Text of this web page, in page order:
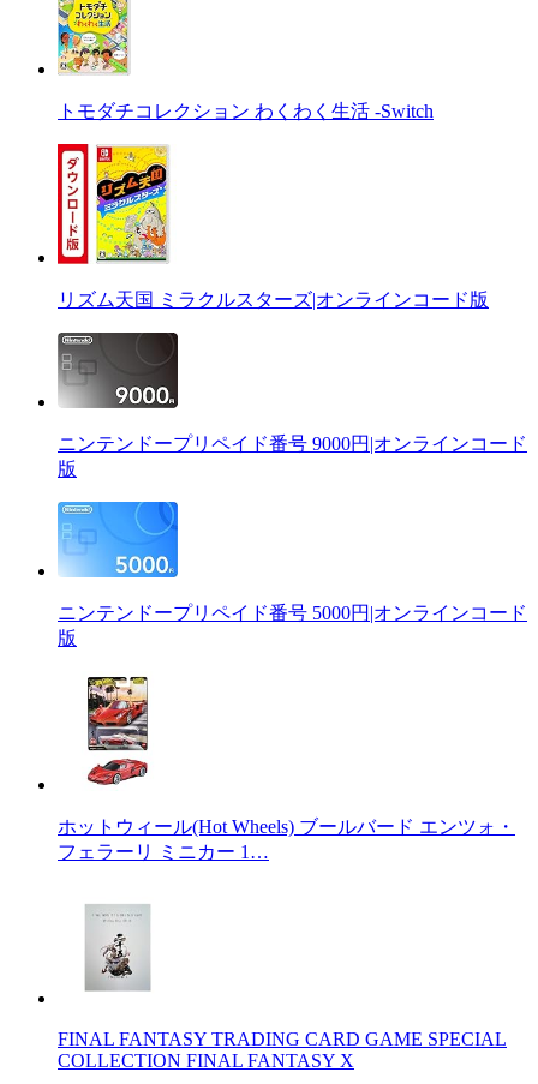
トモダチコレクション わくわく生活 -Switch
リズム天国 ミラクルスターズ|オンラインコード版
ニンテンドープリペイド番号 9000円|オンラインコード
版
ニンテンドープリペイド番号 5000円|オンラインコード
版
ホットウィール(Hot Wheels) ブールバード エンツォ・
フェラーリ ミニカー 1…
FINAL FANTASY TRADING CARD GAME SPECIAL
COLLECTION FINAL FANTASY X